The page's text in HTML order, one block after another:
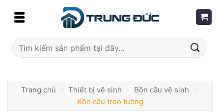
Tìm
kiếm:
Trang chủ » Thiết bị vệ sinh » Bồn cầu vệ sinh »
Bồn cầu treo tường